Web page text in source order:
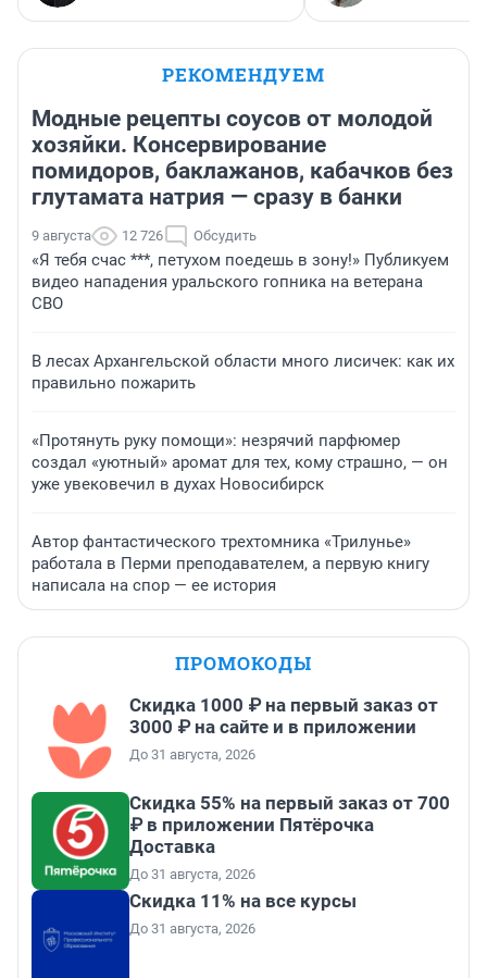
РЕКОМЕНДУЕМ
Модные рецепты соусов от молодой
хозяйки. Консервирование
помидоров, баклажанов, кабачков без
глутамата натрия — сразу в банки
9 августа 12 726 Обсудить
«Я тебя счас ***, петухом поедешь в зону!» Публикуем
видео нападения уральского гопника на ветерана
СВО
В лесах Архангельской области много лисичек: как их
правильно пожарить
«Протянуть руку помощи»: незрячий парфюмер
создал «уютный» аромат для тех, кому страшно, — он
уже увековечил в духах Новосибирск
Автор фантастического трехтомника «Трилунье»
работала в Перми преподавателем, а первую книгу
написала на спор — ее история
ПРОМОКОДЫ
Скидка 1000 ₽ на первый заказ от
3000 ₽ на сайте и в приложении
До 31 августа, 2026
Скидка 55% на первый заказ от 700
₽ в приложении Пятёрочка
Доставка
До 31 августа, 2026
Скидка 11% на все курсы
До 31 августа, 2026